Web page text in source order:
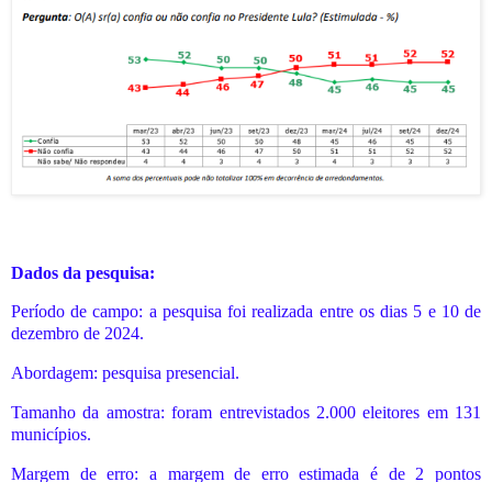
Dados da pesquisa:
Período de campo: a pesquisa foi realizada entre os dias 5 e 10 de
dezembro de 2024.
Abordagem: pesquisa presencial.
Tamanho da amostra: foram entrevistados 2.000 eleitores em 131
municípios.
Margem de erro: a margem de erro estimada é de 2 pontos